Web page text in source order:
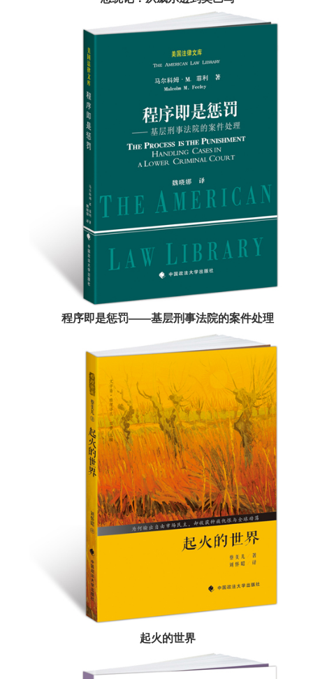
程序即是惩罚——基层刑事法院的案件处理
起火的世界